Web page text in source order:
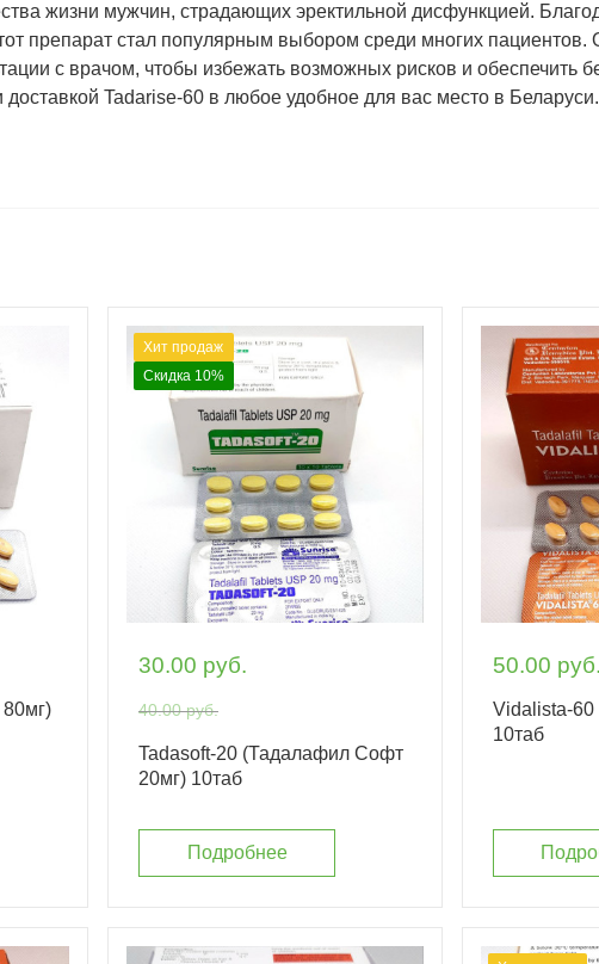
жизни мужчин, страдающих эректильной дисфункцией.
препарат стал популярным выбором среди многих пациентов.
с врачом, чтобы избежать возможных рисков и обеспечить
Tadarise-60 в любое удобное для вас место в Беларуси.
Хит продаж
Скидка 10%
30.00 руб.
40.00 руб.
Tadasoft-20 (Тадалафил Софт
20мг) 10таб
Подробнее
50.00 руб.
Vidalista-
10таб